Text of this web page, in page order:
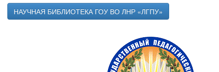
НАУЧНАЯ БИБЛИОТЕКА ГОУ ВО ЛНР «ЛГПУ»